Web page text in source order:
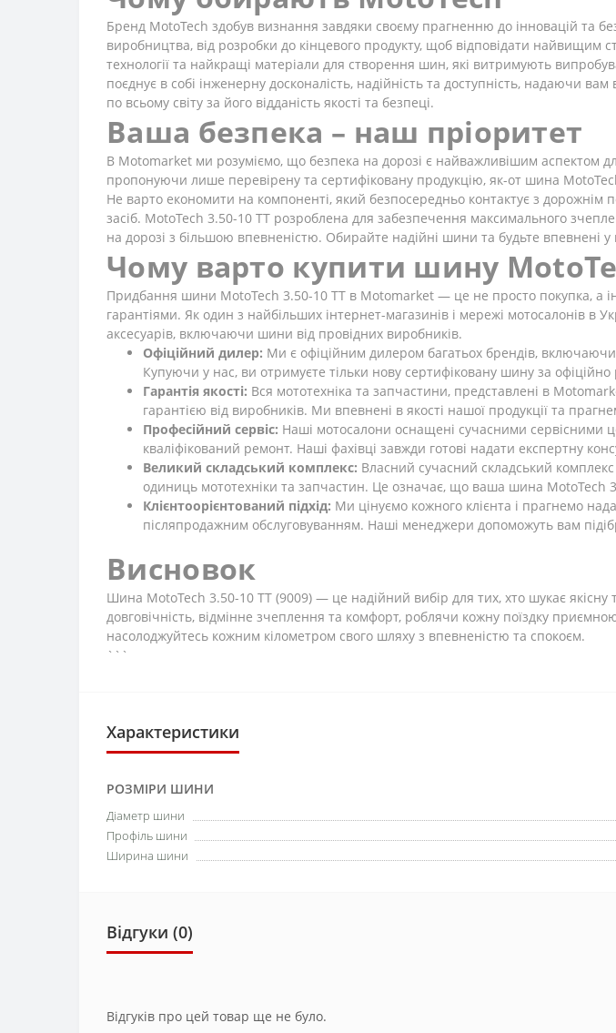
Бренд MotoTech здобув визнання завдяки своєму прагненню до інновацій та
виробництва, від розробки до кінцевого продукту, щоб відповідати найвищим
технології та найкращі матеріали для створення шин, які витримують
поєднує в собі інженерну досконалість, надійність та доступність, надаючи
по всьому світу за його відданість якості та безпеці.
Ваша безпека – наш пріоритет
В Motomarket ми розуміємо, що безпека на дорозі є найважливішим аспектом
пропонуючи лише перевірену та сертифіковану продукцію, як-от шина
Не варто економити на компоненті, який безпосередньо контактує з дорожнім
засіб. MotoTech 3.50-10 TT розроблена для забезпечення максимального
на дорозі з більшою впевненістю. Обирайте надійні шини та будьте впевнені у
Чому варто купити шину
Придбання шини MotoTech 3.50-10 TT в Motomarket — це не просто покупка, а
гарантіями. Як один з найбільших інтернет-магазинів і мережі мотосалонів
аксесуарів, включаючи шини від провідних виробників.
Офіційний дилер: Ми є офіційним дилером багатьох брендів, включаючи
Купуючи у нас, ви отримуєте тільки нову сертифіковану шину за
Гарантія якості: Вся мототехніка та запчастини, представлені в
гарантією від виробників. Ми впевнені в якості нашої продукції та
Професійний сервіс: Наші мотосалони оснащені сучасними сервісними
кваліфікований ремонт. Наші фахівці завжди готові надати експертну
Великий складський комплекс: Власний сучасний складський
одиниць мототехніки та запчастин. Це означає, що ваша шина MotoTech
Клієнтоорієнтований підхід: Ми цінуємо кожного клієнта і прагнемо
післяпродажним обслуговуванням. Наші менеджери допоможуть вам
Висновок
Шина MotoTech 3.50-10 TT (9009) — це надійний вибір для тих, хто шукає
довговічність, відмінне зчеплення та комфорт, роблячи кожну поїздку
насолоджуйтесь кожним кілометром свого шляху з впевненістю та спокоєм.
```
Характеристики
РОЗМІРИ ШИНИ
Діаметр шини
Профіль шини
Ширина шини
Відгуки (0)
Відгуків про цей товар ще не було.